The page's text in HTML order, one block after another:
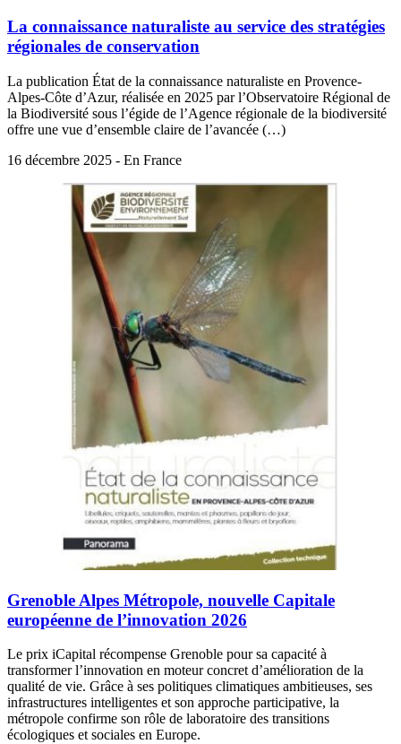
La connaissance naturaliste au service des stratégies
régionales de conservation
La publication État de la connaissance naturaliste en Provence-
Alpes-Côte d’Azur, réalisée en 2025 par l’Observatoire Régional de
la Biodiversité sous l’égide de l’Agence régionale de la biodiversité
offre une vue d’ensemble claire de l’avancée (…)
16 décembre 2025 - En France
Grenoble Alpes Métropole, nouvelle Capitale
européenne de l’innovation 2026
Le prix iCapital récompense Grenoble pour sa capacité à
transformer l’innovation en moteur concret d’amélioration de la
qualité de vie. Grâce à ses politiques climatiques ambitieuses, ses
infrastructures intelligentes et son approche participative, la
métropole confirme son rôle de laboratoire des transitions
écologiques et sociales en Europe.